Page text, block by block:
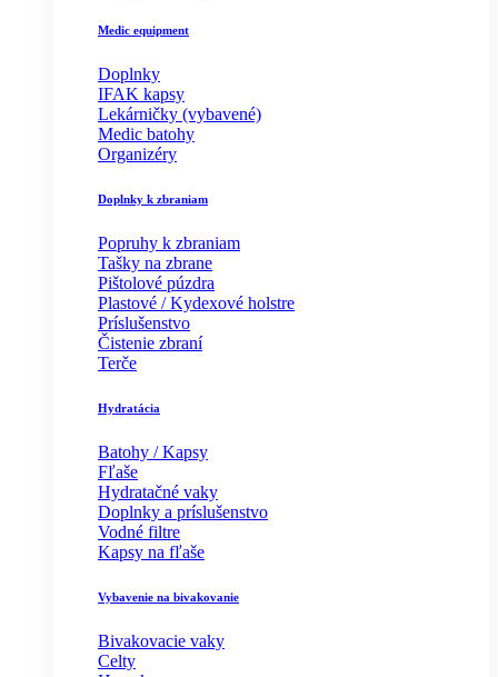
Medic equipment
Doplnky
IFAK kapsy
Lekárničky (vybavené)
Medic batohy
Organizéry
Doplnky k zbraniam
Popruhy k zbraniam
Tašky na zbrane
Pištolové púzdra
Plastové / Kydexové holstre
Príslušenstvo
Čistenie zbraní
Terče
Hydratácia
Batohy / Kapsy
Fľaše
Hydratačné vaky
Doplnky a príslušenstvo
Vodné filtre
Kapsy na fľaše
Vybavenie na bivakovanie
Bivakovacie vaky
Celty